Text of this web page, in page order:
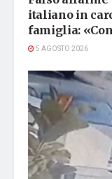
italiano in
famiglia:
5 AGOSTO 2026